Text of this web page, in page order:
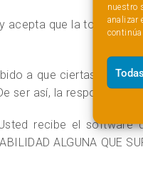
nuestro
analizar
acepta que la totalidad
a que ciertas
ser así, la
recibe el software
ALGUNA QUE